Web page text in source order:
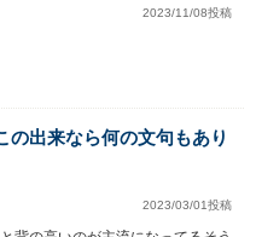
2023/11/08投稿
の出来なら何の文句もあり
2023/03/01投稿